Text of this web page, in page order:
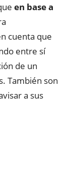
en base a
cuenta que
entre sí
de un
También son
a sus